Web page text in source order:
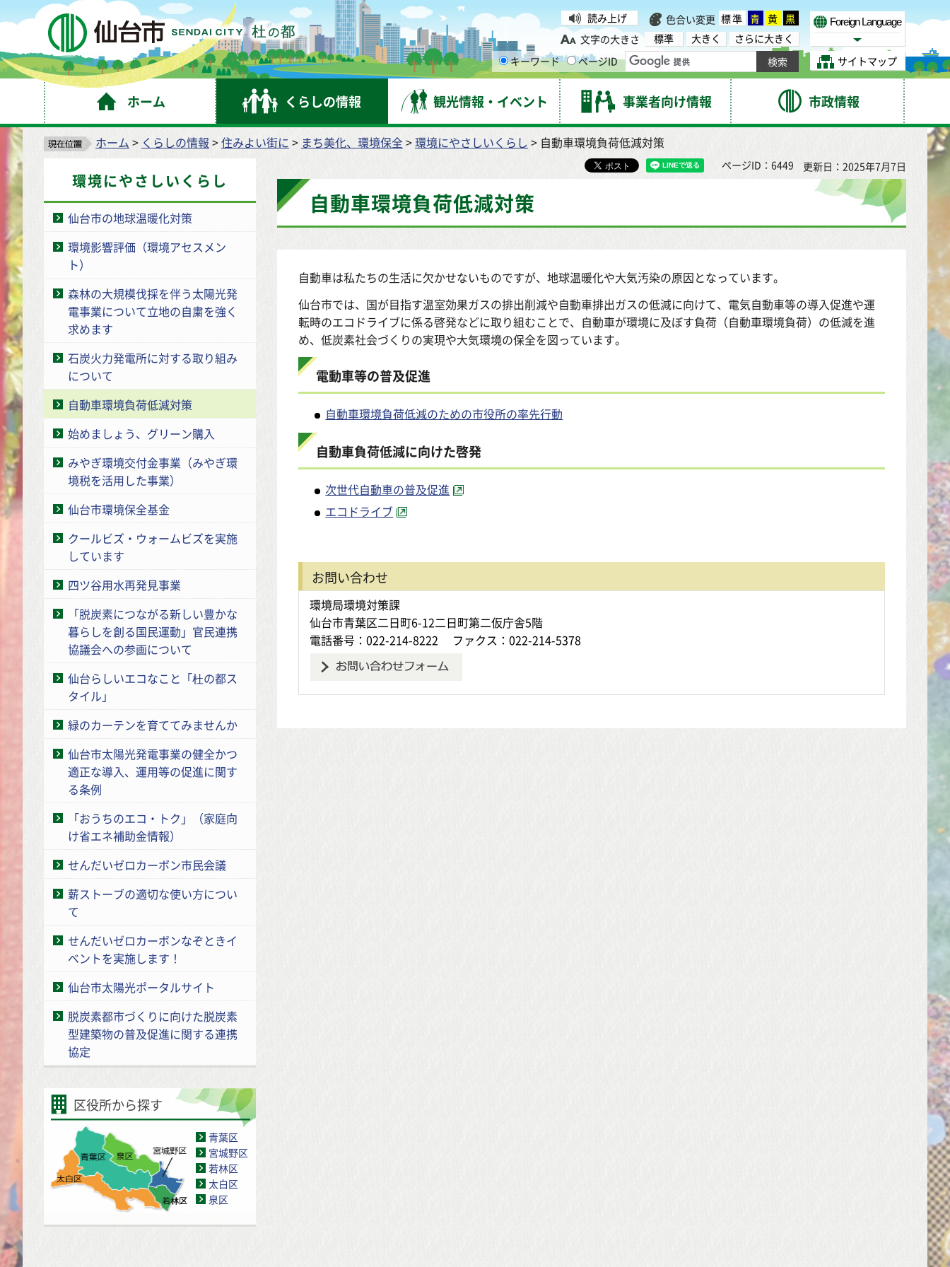
仙台市 読み上げ 色合い変更 標準 青 黄 黒
文字の大きさ
標準 大きく
さらに大きく
キーワード
ページID
Foreign Language
Select Language
サイトマップ
ホーム くらしの情報 観光情報・イベント 事業者向け情報 市政情報
ホーム > くらしの情報 >住みよい街に > まち美化、環境保全>環境にやさしいくらし > 自動車環境負荷低減対策
環境にやさしいくらし
仙台市の地球温暖化対策
環境影響評価（環境アセスメン
ト）
森林の大規模伐採を伴う太陽光発
電事業について立地の自粛を強く
求めます
石炭火力発電所に対する取り組み
について
自動車環境負荷低減対策
始めましょう、グリーン購入
みやぎ環境交付金事業（みやぎ環
境税を活用した事業）
仙台市環境保全基金
クールビズ・ウォームビズを実施
しています
四ツ谷用水再発見事業
「脱炭素につながる新しい豊かな
暮らしを創る国民運動」官民連携
協議会への参画について
仙台らしいエコなこと「杜の都ス
タイル」
緑のカーテンを育ててみませんか
仙台市太陽光発電事業の健全かつ
適正な導入、運用等の促進に関す
る条例
「おうちのエコ・トク」（家庭向
け省エネ補助金情報）
せんだいゼロカーボン市民会議
薪ストーブの適切な使い方につい
て
せんだいゼロカーボンなぞときイ
ベントを実施します！
仙台市太陽光ポータルサイト
脱炭素都市づくりに向けた脱炭素
型建築物の普及促進に関する連携
協定
区役所から探す
青葉区
宮城野区
若林区
太白区
泉区
ページID：6449 更新日：2025年7月7日
自動車環境負荷低減対策
自動車は私たちの生活に欠かせないものですが、地球温暖化や大気汚染の原因となっています。
仙台市では、国が目指す温室効果ガスの排出削減や自動車排出ガスの低減に向けて、電気自動車等の導入促進や運
転時のエコドライブに係る啓発などに取り組むことで、自動車が環境に及ぼす負荷（自動車環境負荷）の低減を進
め、低炭素社会づくりの実現や大気環境の保全を図っています。
電動車等の普及促進
自動車環境負荷低減のための市役所の率先行動
自動車負荷低減に向けた啓発
次世代自動車の普及促進
エコドライブ
お問い合わせ
環境局環境対策課
仙台市青葉区二日町6-12二日町第二仮庁舎5階
電話番号：022-214-8222
ファクス：022-214-5378